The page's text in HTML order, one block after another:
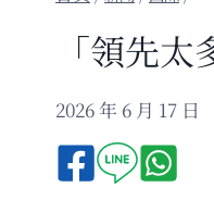
「領先
2026 年 6 月 17 日